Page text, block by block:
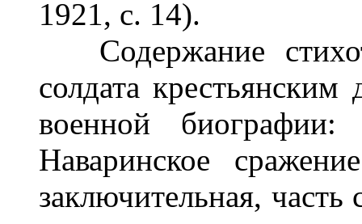
1921, с. 14).
Содержание
солдата
военной
Наваринское
заключительная, часть